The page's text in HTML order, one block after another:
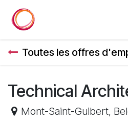
Toutes les offres
Technical
Mont-Saint-Guibert,